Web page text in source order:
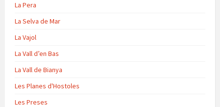
La Pera
La Selva de Mar
La Vajol
La Vall d’en Bas
La Vall de Bianya
Les Planes d'Hostoles
Les Preses